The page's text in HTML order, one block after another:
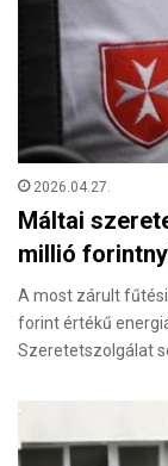
2026.04.27.
Máltai
millió
A most zárult
forint értékű
Szeretetszolgálat